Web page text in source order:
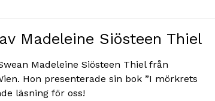
Madeleine Siösteen Thiel
Madeleine Siösteen Thiel från
Hon presenterade sin bok ”I mörkrets
läsning för oss!